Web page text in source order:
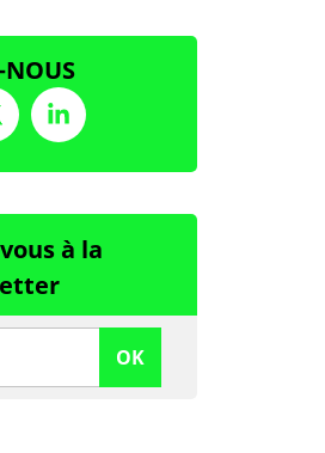
NOUS
à la
OK